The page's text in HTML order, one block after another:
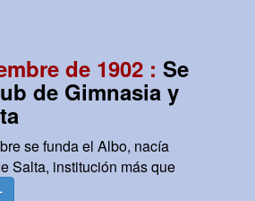
de 1902 : Se
de Gimnasia y
se funda el Albo, nacía
Salta, institución más que